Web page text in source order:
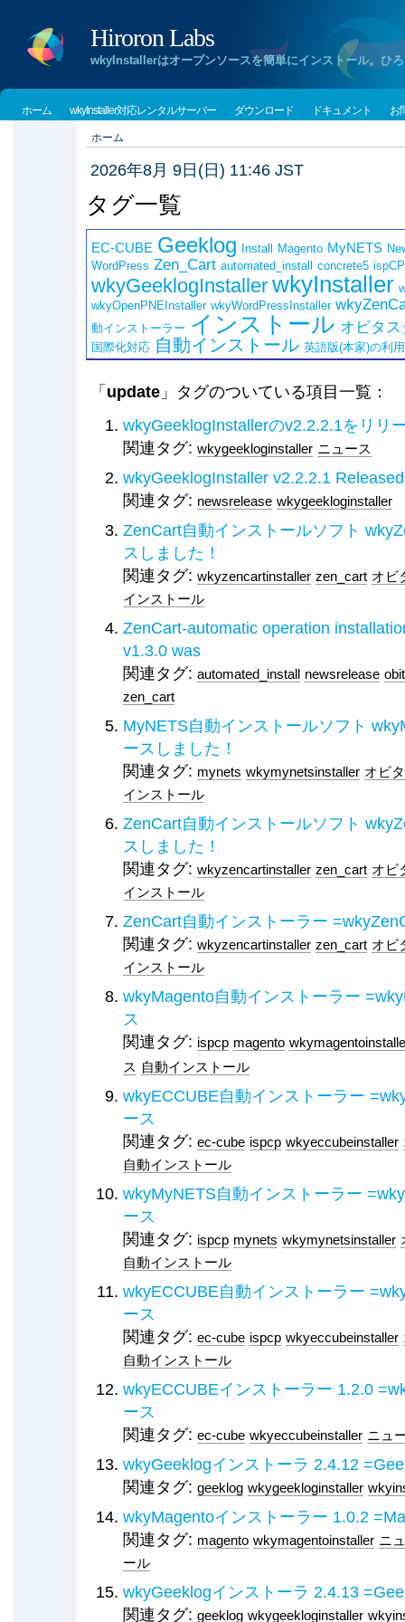
Hiroron Labs
wkyInstallerはオープンソースを簡単にインストール。ひ
ホーム wkyInstaller対応レンタルサーバー ダウンロード ドキュメント お
ホーム
2026年8月 9日(日) 11:46 JST
タグ一覧
EC-CUBE Geeklog Install Magento MyNETS
WordPress Zen_Cart automated_install concrete5 ispCP
wkyGeeklogInstaller wkyInstaller
wkyOpenPNEInstaller wkyWordPressInstaller
動インストーラー インストール オビタ
国際化対応 自動インストール 英語版(本家)の利
「 update 」タグのついている項目一覧：
wkyGeeklogInstallerのv2.2.2.1をリリ
関連タグ: wkygeekloginstaller ニュース
wkyGeeklogInstaller v2.2.2.1
関連タグ: newsrelease wkygeekloginstaller
ZenCart自動インストールソフト
スしました！
関連タグ: wkyzencartinstaller zen_cart オビ
インストール
ZenCart-automatic operation
v1.3.0 was
関連タグ: automated_install newsrelease
zen_cart
MyNETS自動インストールソフト
ースしました！
関連タグ: mynets wkymynetsinstaller オビ
インストール
ZenCart自動インストールソフト
スしました！
関連タグ: wkyzencartinstaller zen_cart オビ
インストール
ZenCart自動インストーラー
関連タグ: wkyzencartinstaller zen_cart オビ
インストール
wkyMagento自動インストーラー
ス
関連タグ: ispcp magento
ス 自動インストール
wkyECCUBE自動インストーラー
ース
関連タグ: ec-cube ispcp wkyeccubeinstaller
自動インストール
wkyMyNETS自動インストーラー
ース
関連タグ: ispcp mynets wkymynetsinstaller
自動インストール
wkyECCUBE自動インストーラー
ース
関連タグ: ec-cube ispcp wkyeccubeinstaller
自動インストール
wkyECCUBEインストーラー 1.2.0
ース
関連タグ: ec-cube wkyeccubeinstaller ニュ
wkyGeeklogインストーラ 2.4.12
関連タグ: geeklog wkygeekloginstaller
wkyMagentoインストーラー 1.0.2
関連タグ: magento wkymagentoinstaller ニ
ール
wkyGeeklogインストーラ 2.4.13
関連タグ: geeklog wkygeekloginstaller